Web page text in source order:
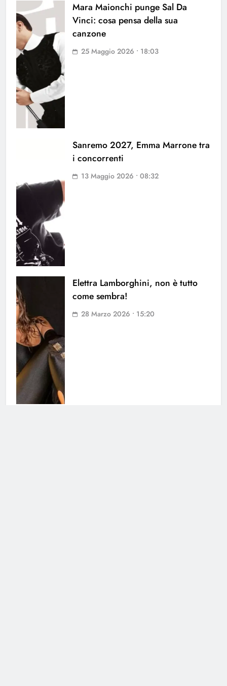
Mara Maionchi punge Sal Da
Vinci: cosa pensa della sua
canzone
25 Maggio 2026 • 18:03
Sanremo 2027, Emma Marrone tra
i concorrenti
13 Maggio 2026 • 08:32
Elettra Lamborghini, non è tutto
come sembra!
28 Marzo 2026 • 15:20